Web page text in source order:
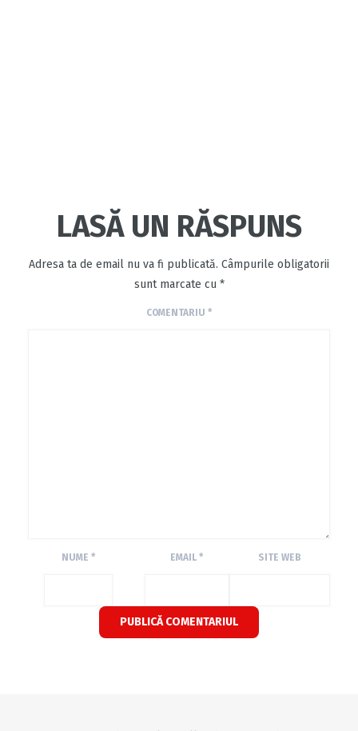
LASĂ UN RĂSPUNS
Adresa ta de email nu va fi publicată. Câmpurile obligatorii
sunt marcate cu *
COMENTARIU *
NUME * EMAIL* SITE WEB